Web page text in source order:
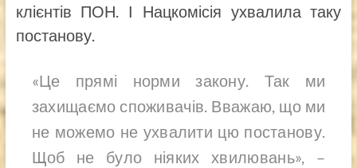
клієнтів ПОН. І Нацкомісія ухвалила таку
постанову.
«Це прямі норми закону. Так ми
захищаємо споживачів. Вважаю, що ми
не можемо не ухвалити цю постанову.
Щоб не було ніяких хвилювань», –